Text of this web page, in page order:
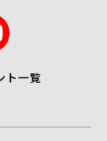
ト一覧